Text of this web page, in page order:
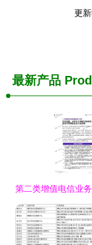
更
最新产品